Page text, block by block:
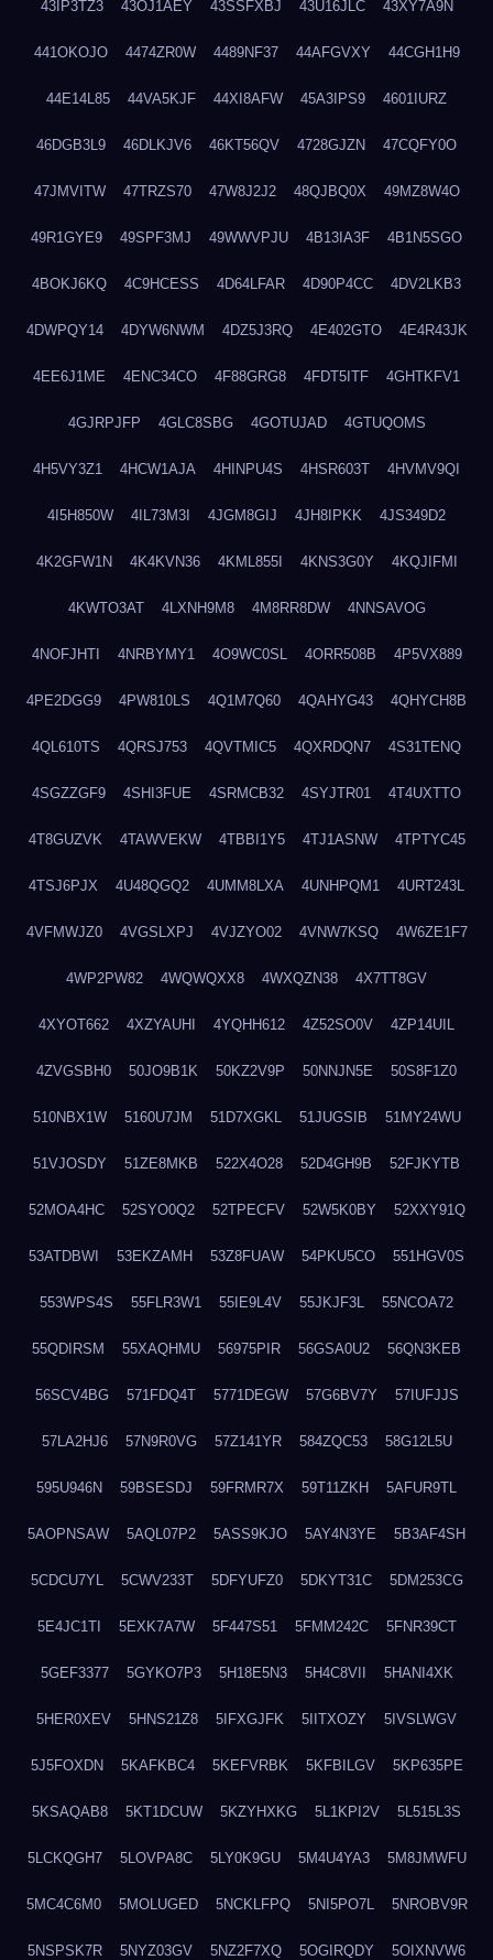
43IP3TZ3 43OJ1AEY 43SSFXBJ 43U16JLC 43XY7A9N
441OKOJO 4474ZR0W 4489NF37 44AFGVXY 44CGH1H9
44E14L85 44VA5KJF 44XI8AFW 45A3IPS9 4601IURZ
46DGB3L9 46DLKJV6 46KT56QV 4728GJZN 47CQFY0O
47JMVITW 47TRZS70 47W8J2J2 48QJBQ0X 49MZ8W4O
49R1GYE9 49SPF3MJ 49WWVPJU 4B13IA3F 4B1N5SGO
4BOKJ6KQ 4C9HCESS 4D64LFAR 4D90P4CC 4DV2LKB3
4DWPQY14 4DYW6NWM 4DZ5J3RQ 4E402GTO 4E4R43JK
4EE6J1ME 4ENC34CO 4F88GRG8 4FDT5ITF 4GHTKFV1
4GJRPJFP 4GLC8SBG 4GOTUJAD 4GTUQOMS
4H5VY3Z1 4HCW1AJA 4HINPU4S 4HSR603T 4HVMV9QI
4I5H850W 4IL73M3I 4JGM8GIJ 4JH8IPKK 4JS349D2
4K2GFW1N 4K4KVN36 4KML855I 4KNS3G0Y 4KQJIFMI
4KWTO3AT 4LXNH9M8 4M8RR8DW 4NNSAVOG
4NOFJHTI 4NRBYMY1 4O9WC0SL 4ORR508B 4P5VX889
4PE2DGG9 4PW810LS 4Q1M7Q60 4QAHYG43 4QHYCH8B
4QL610TS 4QRSJ753 4QVTMIC5 4QXRDQN7 4S31TENQ
4SGZZGF9 4SHI3FUE 4SRMCB32 4SYJTR01 4T4UXTTO
4T8GUZVK 4TAWVEKW 4TBBI1Y5 4TJ1ASNW 4TPTYC45
4TSJ6PJX 4U48QGQ2 4UMM8LXA 4UNHPQM1 4URT243L
4VFMWJZ0 4VGSLXPJ 4VJZYO02 4VNW7KSQ 4W6ZE1F7
4WP2PW82 4WQWQXX8 4WXQZN38 4X7TT8GV
4XYOT662 4XZYAUHI 4YQHH612 4Z52SO0V 4ZP14UIL
4ZVGSBH0 50JO9B1K 50KZ2V9P 50NNJN5E 50S8F1Z0
510NBX1W 5160U7JM 51D7XGKL 51JUGSIB 51MY24WU
51VJOSDY 51ZE8MKB 522X4O28 52D4GH9B 52FJKYTB
52MOA4HC 52SYO0Q2 52TPECFV 52W5K0BY 52XXY91Q
53ATDBWI 53EKZAMH 53Z8FUAW 54PKU5CO 551HGV0S
553WPS4S 55FLR3W1 55IE9L4V 55JKJF3L 55NCOA72
55QDIRSM 55XAQHMU 56975PIR 56GSA0U2 56QN3KEB
56SCV4BG 571FDQ4T 5771DEGW 57G6BV7Y 57IUFJJS
57LA2HJ6 57N9R0VG 57Z141YR 584ZQC53 58G12L5U
595U946N 59BSESDJ 59FRMR7X 59T11ZKH 5AFUR9TL
5AOPNSAW 5AQL07P2 5ASS9KJO 5AY4N3YE 5B3AF4SH
5CDCU7YL 5CWV233T 5DFYUFZ0 5DKYT31C 5DM253CG
5E4JC1TI 5EXK7A7W 5F447S51 5FMM242C 5FNR39CT
5GEF3377 5GYKO7P3 5H18E5N3 5H4C8VII 5HANI4XK
5HER0XEV 5HNS21Z8 5IFXGJFK 5IITXOZY 5IVSLWGV
5J5FOXDN 5KAFKBC4 5KEFVRBK 5KFBILGV 5KP635PE
5KSAQAB8 5KT1DCUW 5KZYHXKG 5L1KPI2V 5L515L3S
5LCKQGH7 5LOVPA8C 5LY0K9GU 5M4U4YA3 5M8JMWFU
5MC4C6M0 5MOLUGED 5NCKLFPQ 5NI5PO7L 5NROBV9R
5NSPSK7R 5NYZ03GV 5NZ2F7XQ 5OGIRQDY 5OIXNVW6